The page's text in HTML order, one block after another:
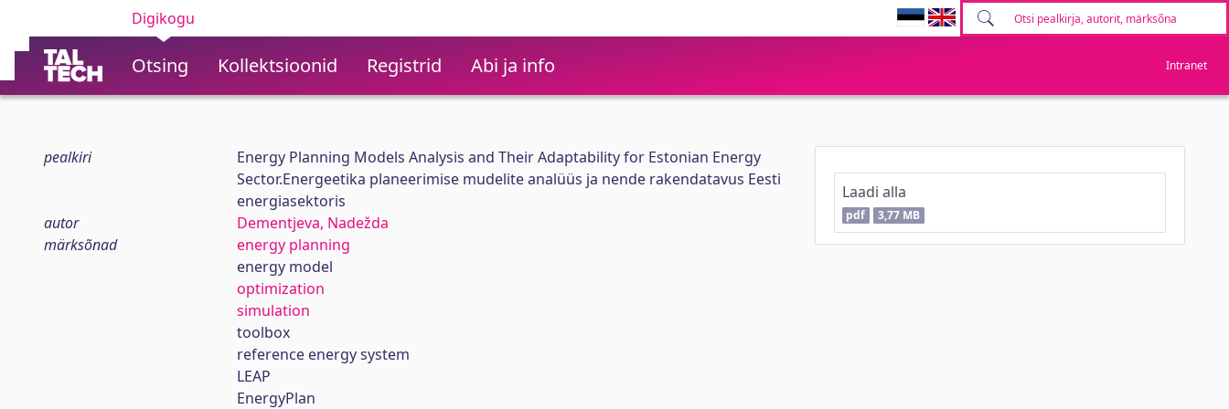
Digikogu
Otsing Kollektsioonid Registrid Abi ja info Intranet
pealkiri
Energy Planning Models Analysis and Their Adaptability for Estonian Energy
Sector.Energeetika planeerimise mudelite analüüs ja nende rakendatavus Eesti
energiasektoris
autor
Dementjeva, Nadežda
märksõnad
energy planning
energy model
optimization
simulation
toolbox
reference energy system
LEAP
EnergyPlan
Laadi alla
pdf 3,77 MB